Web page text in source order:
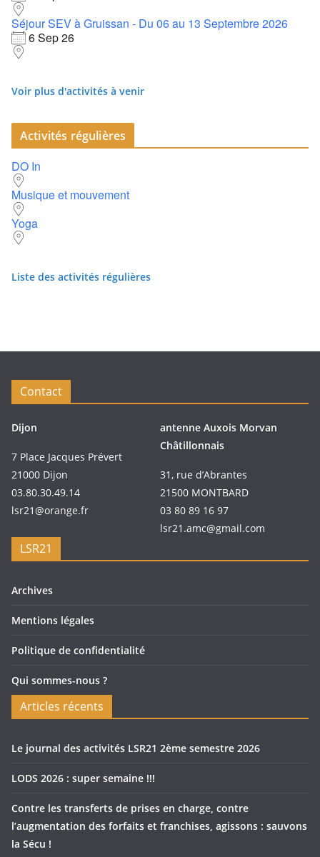
Séjour SEV à Gruissan - Du 06 au 13 Septembre 2026
6 Sep 26
Voir plus d'activités à venir
Activités régulières
DO In
Musique et mouvement
Yoga
Liste des activités régulières
Contact
Dijon
7 Place Jacques Prévert
21000 Dijon
03.80.30.49.14
lsr21@orange.fr
antenne Auxois Morvan
Châtillonnais
31, rue d’Abrantes
21500 MONTBARD
03 80 89 16 97
lsr21.amc@gmail.com
LSR21
Archives
Mentions légales
Politique de confidentialité
Qui sommes-nous ?
Articles récents
Le journal des activités LSR21 2ème semestre 2026
LODS 2026 : super semaine !!!
Contre les transferts de prises en charge, contre
l’augmentation des forfaits et franchises, agissons : sauvons
la Sécu !